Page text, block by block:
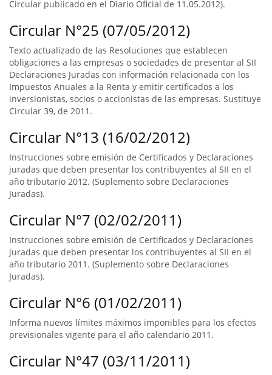
Circular publicado en el Diario Oficial de 11.05.2012).
Circular N°25 (07/05/2012)
Texto actualizado de las Resoluciones que establecen
obligaciones a las empresas o sociedades de presentar al SII
Declaraciones Juradas con información relacionada con los
Impuestos Anuales a la Renta y emitir certificados a los
inversionistas, socios o accionistas de las empresas. Sustituye
Circular 39, de 2011.
Circular N°13 (16/02/2012)
Instrucciones sobre emisión de Certificados y Declaraciones
juradas que deben presentar los contribuyentes al SII en el
año tributario 2012. (Suplemento sobre Declaraciones
Juradas).
Circular N°7 (02/02/2011)
Instrucciones sobre emisión de Certificados y Declaraciones
juradas que deben presentar los contribuyentes al SII en el
año tributario 2011. (Suplemento sobre Declaraciones
Juradas).
Circular N°6 (01/02/2011)
Informa nuevos límites máximos imponibles para los efectos
previsionales vigente para el año calendario 2011.
Circular N°47 (03/11/2011)